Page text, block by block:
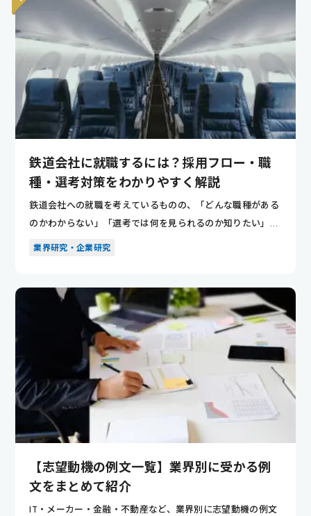
鉄道会社に就職するには？採用フロー・職
種・選考対策をわかりやすく解説
鉄道会社への就職を考えているものの、「どんな職種がある
のかわからない」「選考では何を見られるのか知りたい」と
悩んでいませ...
業界研究・企業研究
【志望動機の例文一覧】業界別に受かる例
文をまとめて紹介
IT・メーカー・金融・不動産など、業界別に志望動機の例文